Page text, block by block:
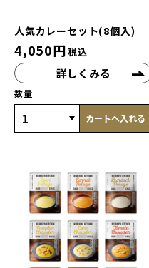
人気カレーセット(8個入)
4,050円税込
詳しくみる
数量
カートへ入れる